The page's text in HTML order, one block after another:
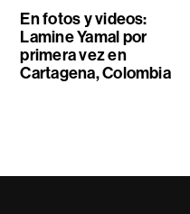
En fotos y videos:
Lamine Yamal por
primera vez en
Cartagena, Colombia